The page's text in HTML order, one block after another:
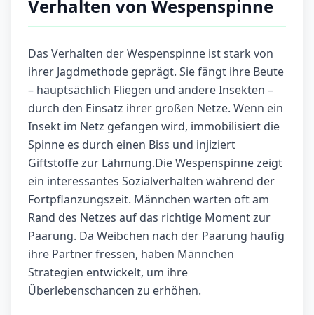
Verhalten von Wespenspinne
Das Verhalten der Wespenspinne ist stark von
ihrer Jagdmethode geprägt. Sie fängt ihre Beute
– hauptsächlich Fliegen und andere Insekten –
durch den Einsatz ihrer großen Netze. Wenn ein
Insekt im Netz gefangen wird, immobilisiert die
Spinne es durch einen Biss und injiziert
Giftstoffe zur Lähmung.Die Wespenspinne zeigt
ein interessantes Sozialverhalten während der
Fortpflanzungszeit. Männchen warten oft am
Rand des Netzes auf das richtige Moment zur
Paarung. Da Weibchen nach der Paarung häufig
ihre Partner fressen, haben Männchen
Strategien entwickelt, um ihre
Überlebenschancen zu erhöhen.